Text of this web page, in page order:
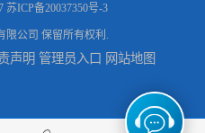
苏ICP备20037350号-3
限公司 保留所有权利.
声明 管理员入口 网站地图